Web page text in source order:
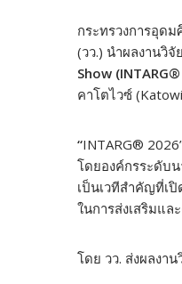
o
k
กระทรวงการอุด
(วว.) นำผลงานวิ
Show
คาโตไวซ์
“INTARG®
โดยองค์กรระดับ
เป็นเวทีสำคัญที่เ
ในการส่งเสริมแ
โดย วว. ส่งผลงา